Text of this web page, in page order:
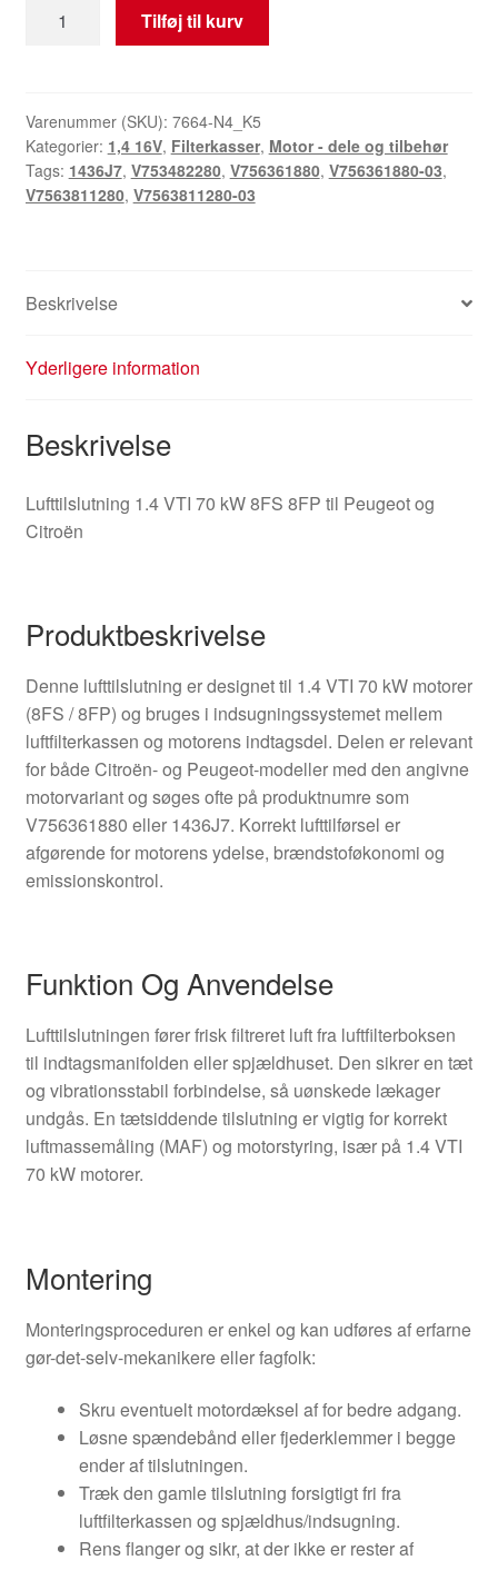
kW
Citroën
Peugeot
V756361880
Tilføj til kurv
Varenummer (SKU): 7664-N4_K5
Kategorier: 1,4 16V, Filterkasser, Motor - dele og tilbehør
Tags: 1436J7, V753482280, V756361880, V756361880-03,
V7563811280, V7563811280-03
Beskrivelse
Yderligere information
Beskrivelse
Lufttilslutning 1.4 VTI 70 kW 8FS 8FP til Peugeot og
Citroën
Produktbeskrivelse
Denne lufttilslutning er designet til 1.4 VTI 70 kW motorer
(8FS / 8FP) og bruges i indsugningssystemet mellem
luftfilterkassen og motorens indtagsdel. Delen er relevant
for både Citroën- og Peugeot-modeller med den angivne
motorvariant og søges ofte på produktnumre som
V756361880 eller 1436J7. Korrekt lufttilførsel er
afgørende for motorens ydelse, brændstoføkonomi og
emissionskontrol.
Funktion Og Anvendelse
Lufttilslutningen fører frisk filtreret luft fra luftfilterboksen
til indtagsmanifolden eller spjældhuset. Den sikrer en tæt
og vibrationsstabil forbindelse, så uønskede lækager
undgås. En tætsiddende tilslutning er vigtig for korrekt
luftmassemåling (MAF) og motorstyring, især på 1.4 VTI
70 kW motorer.
Montering
Monteringsproceduren er enkel og kan udføres af erfarne
gør-det-selv-mekanikere eller fagfolk:
Skru eventuelt motordæksel af for bedre adgang.
Løsne spændebånd eller fjederklemmer i begge
ender af tilslutningen.
Træk den gamle tilslutning forsigtigt fri fra
luftfilterkassen og spjældhus/indsugning.
Rens flanger og sikr, at der ikke er rester af